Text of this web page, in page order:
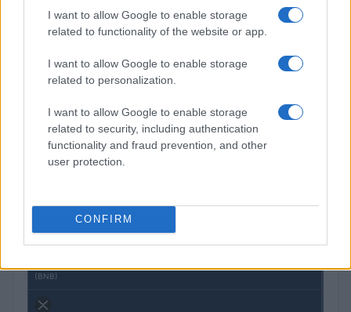
I want to allow Google to enable storage
related to functionality of the website or app.
I want to allow Google to enable storage
related to personalization.
I want to allow Google to enable storage
related to security, including authentication
functionality and fraud prevention, and other
user protection.
CONFIRM
Nombre
Bitcoin $64,276.00
(BNB)